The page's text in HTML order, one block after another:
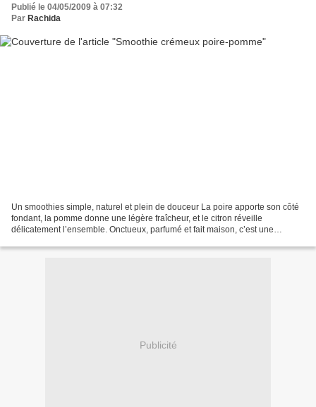
Publié le 04/05/2009 à 07:32
Par Rachida
Un smoothies simple, naturel et plein de douceur La poire apporte son côté
fondant, la pomme donne une légère fraîcheur, et le citron réveille
délicatement l’ensemble. Onctueux, parfumé et fait maison, c’est une
Publicité